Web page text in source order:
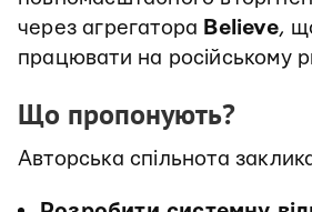
через агрегатора Believe,
працювати на російському
Що пропонують?
Авторська спільнота